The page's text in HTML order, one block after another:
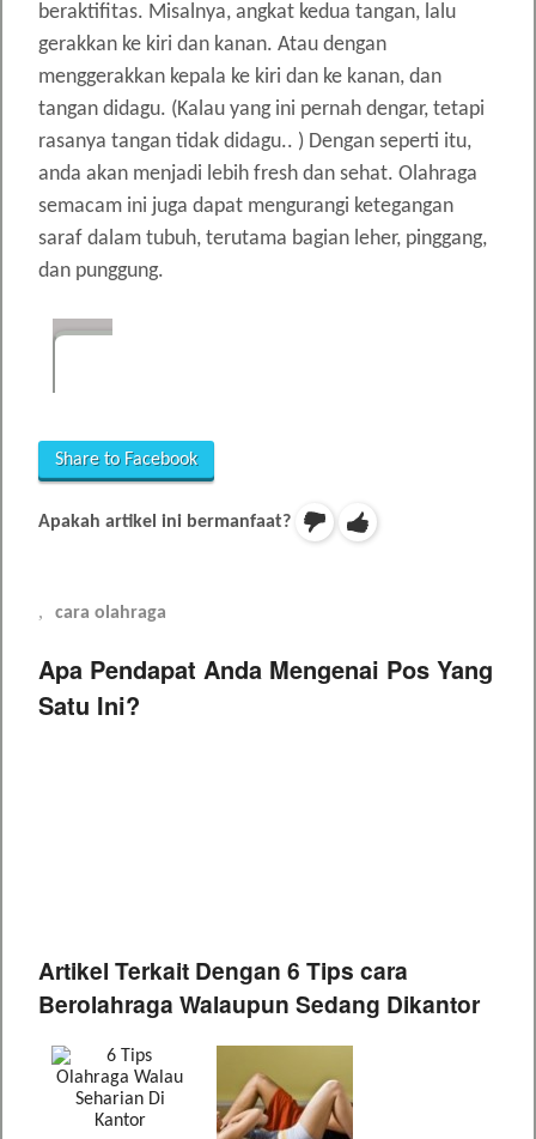
beraktifitas. Misalnya, angkat kedua tangan, lalu
gerakkan ke kiri dan kanan. Atau dengan
menggerakkan kepala ke kiri dan ke kanan, dan
tangan didagu. (Kalau yang ini pernah dengar, tetapi
rasanya tangan tidak didagu.. ) Dengan seperti itu,
anda akan menjadi lebih fresh dan sehat. Olahraga
semacam ini juga dapat mengurangi ketegangan
saraf dalam tubuh, terutama bagian leher, pinggang,
dan punggung.
Share to Facebook
Apakah artikel ini bermanfaat?
cara olahraga
Apa Pendapat Anda Mengenai Pos Yang
Satu Ini?
Artikel Terkait Dengan 6 Tips cara
Berolahraga Walaupun Sedang Dikantor